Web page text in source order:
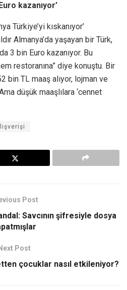
kazanıyor’
Türkiye’yi kıskanıyor’
Almanya’da yaşayan bir Türk,
3 bin Euro kazanıyor. Bu
restoranına” diye konuştu. Bir
bin TL maaş alıyor, lojman ve
düşük maaşlılara ‘cennet
Post
Savcının şifresiyle dosya
Next Post
çocuklar nasıl etkileniyor?